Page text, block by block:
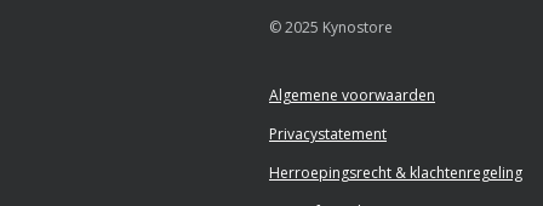
© 2025 Kynostore
Algemene voorwaarden
Privacystatement
Herroepingsrecht & klachtenregeling